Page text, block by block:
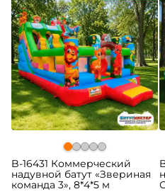
B-16431 Коммерческий
надувной батут «Звериная
команда 3», 8*4*5 м